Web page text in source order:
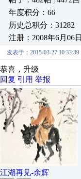
年度积分：66
历史总积分：31282
注册：2008年6月06日
发表于：2015-03-27 10:33:39
恭喜，升级
回复 引用 举报
江湖再见-余辉